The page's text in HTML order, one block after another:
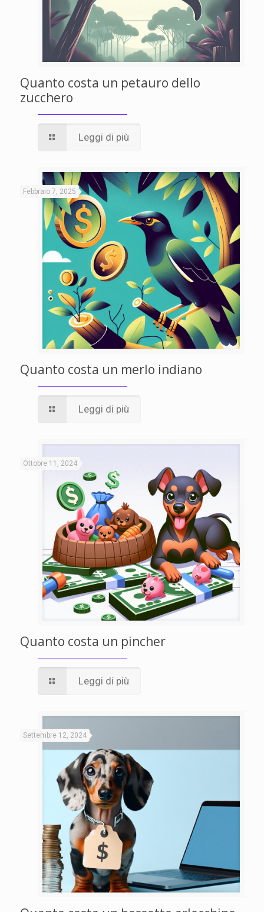
Quanto costa un petauro dello
zucchero
Leggi di più
Febbraio 7, 2025
Quanto costa un merlo indiano
Leggi di più
Ottobre 11, 2024
Quanto costa un pincher
Leggi di più
Settembre 12, 2024